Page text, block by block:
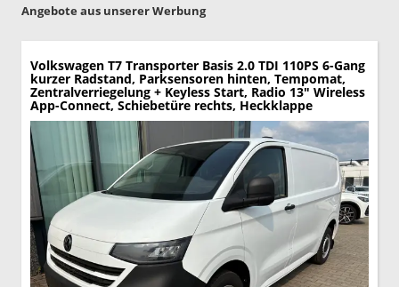
Angebote aus unserer Werbung
Volkswagen T7 Transporter Basis 2.0 TDI 110PS 6-Gang
kurzer Radstand, Parksensoren hinten, Tempomat,
Zentralverriegelung + Keyless Start, Radio 13" Wireless
App-Connect, Schiebetüre rechts, Heckklappe